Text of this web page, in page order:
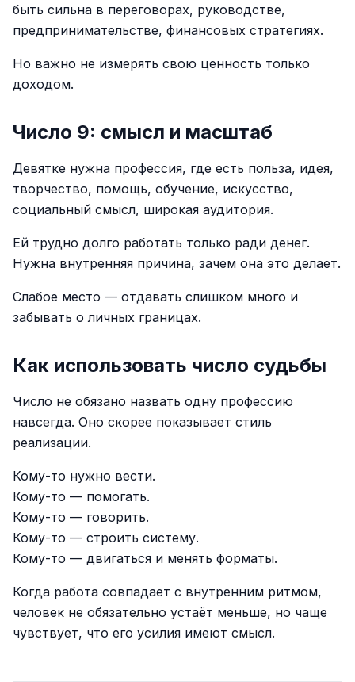
быть сильна в переговорах, руководстве,
предпринимательстве, финансовых стратегиях.
Но важно не измерять свою ценность только
доходом.
Число 9: смысл и масштаб
Девятке нужна профессия, где есть польза, идея,
творчество, помощь, обучение, искусство,
социальный смысл, широкая аудитория.
Ей трудно долго работать только ради денег.
Нужна внутренняя причина, зачем она это делает.
Слабое место — отдавать слишком много и
забывать о личных границах.
Как использовать число судьбы
Число не обязано назвать одну профессию
навсегда. Оно скорее показывает стиль
реализации.
Кому-то нужно вести.
Кому-то — помогать.
Кому-то — говорить.
Кому-то — строить систему.
Кому-то — двигаться и менять форматы.
Когда работа совпадает с внутренним ритмом,
человек не обязательно устаёт меньше, но чаще
чувствует, что его усилия имеют смысл.